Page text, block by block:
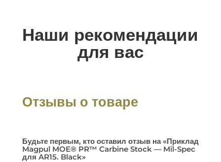
Наши рекомендации
для вас
Отзывы о товаре
Будьте первым, кто оставил отзыв на «Приклад
Magpul MOE® PR™ Carbine Stock — Mil-Spec
для AR15. Black»